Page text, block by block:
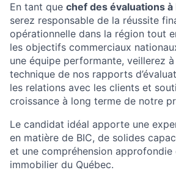
En tant que chef des évaluations
serez responsable de la réussite
opérationnelle dans la région tout
les objectifs commerciaux
une équipe performante, veillerez à
technique de nos rapports
les relations avec les clients et
croissance à long terme de notre
Le candidat idéal apporte une
en matière de BIC, de solides
et une compréhension approfondie
immobilier du Québec.